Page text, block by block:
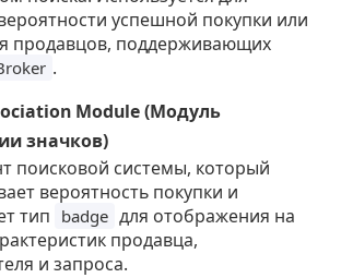
успешной покупки или
продавцов, поддерживающих
.
Module (Модуль
значков)
поисковой системы, который
вероятность покупки и
тип badge для отображения на
продавца,
и запроса.